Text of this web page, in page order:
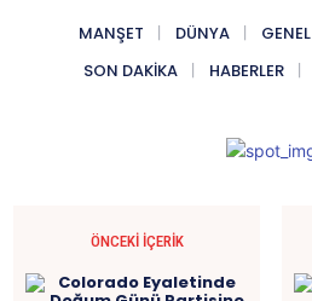
MANŞET DÜNYA GENEL
SON DAKIKA
HABERLER
ÖNCEKI İÇERIK